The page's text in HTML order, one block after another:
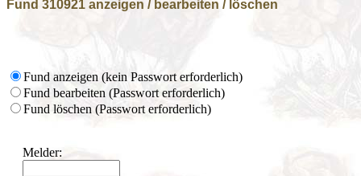
Fund 310921 anzeigen / bearbeiten / löschen
Fund anzeigen (kein Passwort erforderlich)
Fund bearbeiten (Passwort erforderlich)
Fund löschen (Passwort erforderlich)
Melder: